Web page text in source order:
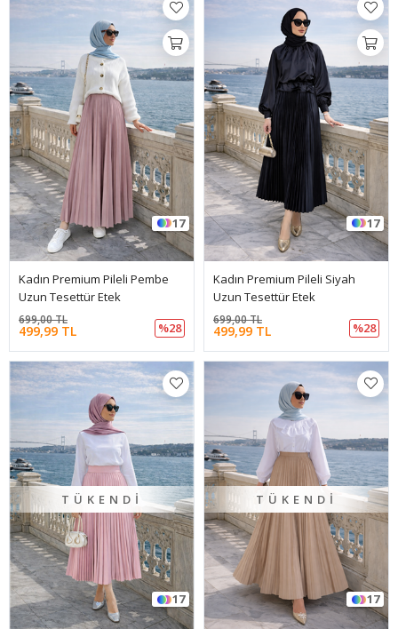
17
Kadın Premium Pileli Pembe
Uzun Tesettür Etek
499,99 TL
699,00 TL
%28
17
Kadın Premium Pileli Siyah
Uzun Tesettür Etek
499,99 TL
699,00 TL
%28
TÜKENDI
17
TÜKENDI
17